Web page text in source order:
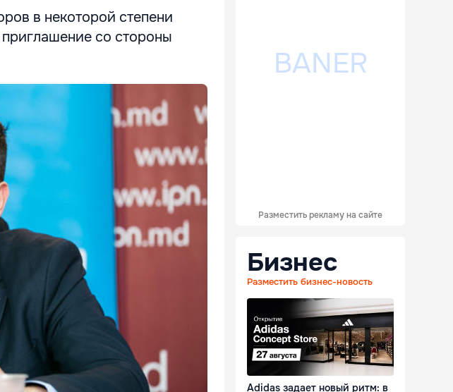
в некоторой степени
со стороны
Разместить рекламу на сайте
Бизнес
Разместить бизнес-новость
Adidas задает новый ритм: в